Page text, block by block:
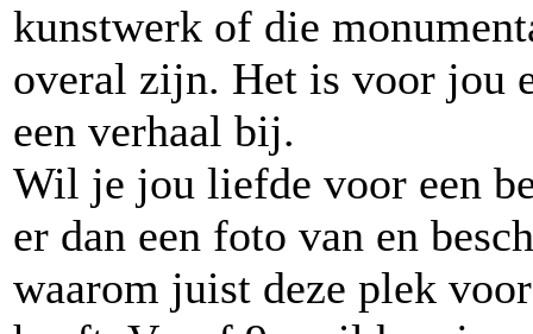
kunstwerk of die
overal zijn. Het is voor jou
een verhaal bij.
Wil je jou liefde voor een
er dan een foto van en
waarom juist deze plek